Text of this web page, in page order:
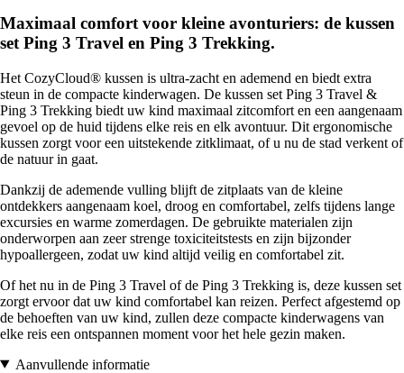
Maximaal comfort voor kleine avonturiers: de kussen
set Ping 3 Travel en Ping 3 Trekking.
Het CozyCloud® kussen is ultra-zacht en ademend en biedt extra
steun in de compacte kinderwagen. De kussen set Ping 3 Travel &
Ping 3 Trekking biedt uw kind maximaal zitcomfort en een aangenaam
gevoel op de huid tijdens elke reis en elk avontuur. Dit ergonomische
kussen zorgt voor een uitstekende zitklimaat, of u nu de stad verkent of
de natuur in gaat.
Dankzij de ademende vulling blijft de zitplaats van de kleine
ontdekkers aangenaam koel, droog en comfortabel, zelfs tijdens lange
excursies en warme zomerdagen. De gebruikte materialen zijn
onderworpen aan zeer strenge toxiciteitstests en zijn bijzonder
hypoallergeen, zodat uw kind altijd veilig en comfortabel zit.
Of het nu in de Ping 3 Travel of de Ping 3 Trekking is, deze kussen set
zorgt ervoor dat uw kind comfortabel kan reizen. Perfect afgestemd op
de behoeften van uw kind, zullen deze compacte kinderwagens van
elke reis een ontspannen moment voor het hele gezin maken.
Aanvullende informatie